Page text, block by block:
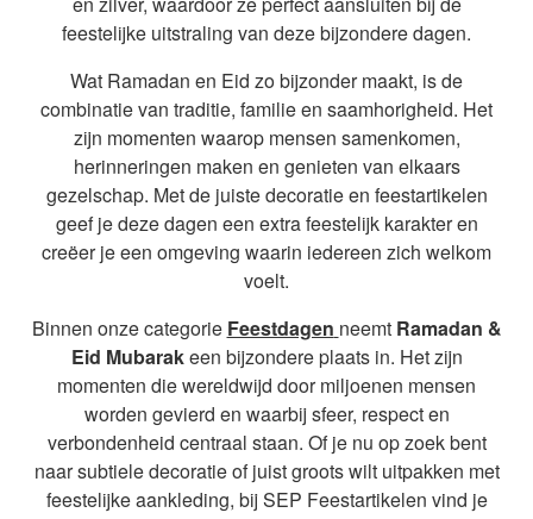
feestelijke uitstraling van deze bijzondere dagen.
Wat Ramadan en Eid zo bijzonder maakt, is de
combinatie van traditie, familie en saamhorigheid. Het
zijn momenten waarop mensen samenkomen,
herinneringen maken en genieten van elkaars
gezelschap. Met de juiste decoratie en feestartikelen
geef je deze dagen een extra feestelijk karakter en
creëer je een omgeving waarin iedereen zich welkom
voelt.
Binnen onze categorie Feestdagen neemt Ramadan &
Eid Mubarakeen bijzondere plaats in. Het zijn
momenten die wereldwijd door miljoenen mensen
worden gevierd en waarbij sfeer, respect en
verbondenheid centraal staan. Of je nu op zoek bent
naar subtiele decoratie of juist groots wilt uitpakken met
feestelijke aankleding, bij SEP Feestartikelen vind je